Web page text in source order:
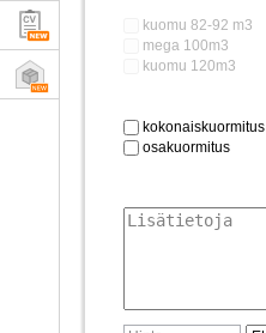
kuomu 82-92 m3
mega 100m3
kuomu 120m3
kokonaiskuormitus
osakuormitus